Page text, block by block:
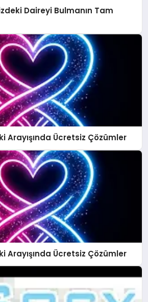
Daireyi Bulmanın Tam
Arayışında Ücretsiz Çözümler
Arayışında Ücretsiz Çözümler